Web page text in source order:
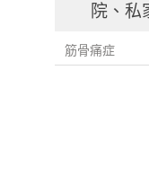
院、私
筋骨痛症